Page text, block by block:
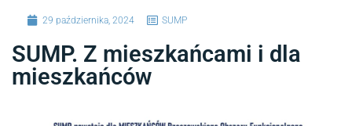
29 października, 2024 SUMP
SUMP. Z mieszkańcami i dla
mieszkańców